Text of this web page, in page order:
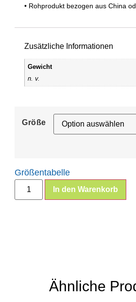
• Rohprodukt bezogen aus China
Zusätzliche Informationen
Gewicht
n. v.
Größe
Größentabelle
In den Warenkorb
Ähnliche